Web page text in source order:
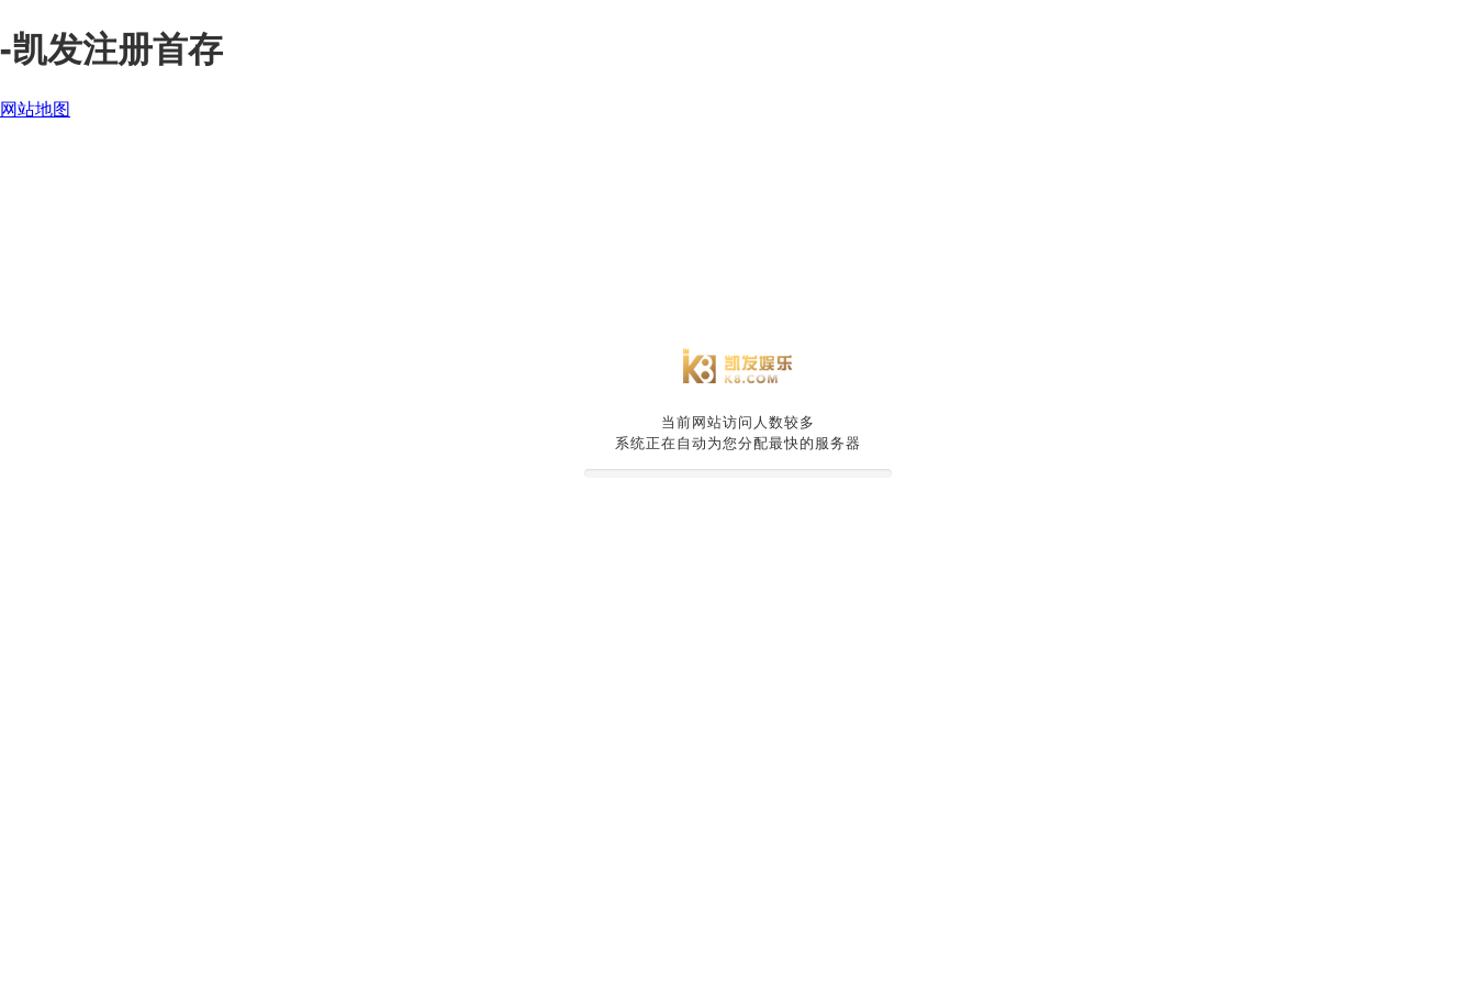
-凯发注册首存
当前网站访问人数较多
系统正在自动为您分配最快的服务器
网站地图